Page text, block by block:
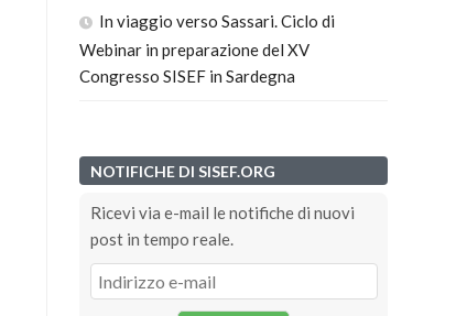
In viaggio verso Sassari. Ciclo di
Webinar in preparazione del XV
Congresso SISEF in Sardegna
NOTIFICHE DI SISEF.ORG
Ricevi via e-mail le notifiche di nuovi
post in tempo reale.